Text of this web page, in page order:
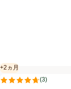
いぶりの里 いぶりが
+2ヵ月
賞味・消費期限保証
(3)
評価は3件のレビュー